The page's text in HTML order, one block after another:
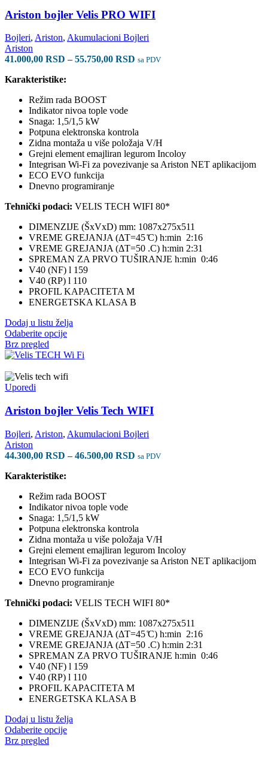
biti
izabrane
na
stranici
proizvoda.
Ariston bojler Velis PRO WIFI
Bojleri, Ariston, Akumulacioni Bojleri
Ariston
41.000,00 RSD – 55.750,00 RSD Raspon
sa PDV
Karakteristike:
Režim rada BOOST
Indikator nivoa tople vode
Snaga: 1,5/1,5 kW
Potpuna elektronska kontrola
Zidna montaža u više položaja V/H
Grejni element emajliran legurom Incoloy
Integrisan Wi-Fi za povezivanje sa Ariston NET aplikacijom
ECO EVO funkcija
Dnevno programiranje
Tehnički podaci: VELIS TECH WIFI 80*
DIMENZIJE (ŠxVxD) mm: 1087x275x511
VREME GREJANJA (ΔT=45 ̊C) h:min 2:16
VREME GREJANJA (ΔT=50 .C) h:min 2:31
SPREMAN ZA PRVO TUŠIRANJE h:min 0:46
V40 (NF) l 159
V40 (RP) l 110
PROFIL KAPACITETA M
ENERGETSKA KLASA B
Dodaj u listu želja
Odaberite opcijeOvaj
ima
varijanti.
biti
na
stranici
proizvoda.
Brz pregled
Uporedi
Ariston bojler Velis Tech WIFI
Bojleri, Ariston, Akumulacioni Bojleri
Ariston
44.300,00 RSD – 46.500,00 RSD Raspon
sa PDV
Karakteristike:
Režim rada BOOST
Indikator nivoa tople vode
Snaga: 1,5/1,5 kW
Potpuna elektronska kontrola
Zidna montaža u više položaja V/H
Grejni element emajliran legurom Incoloy
Integrisan Wi-Fi za povezivanje sa Ariston NET aplikacijom
ECO EVO funkcija
Dnevno programiranje
Tehnički podaci: VELIS TECH WIFI 80*
DIMENZIJE (ŠxVxD) mm: 1087x275x511
VREME GREJANJA (ΔT=45 ̊C) h:min 2:16
VREME GREJANJA (ΔT=50 .C) h:min 2:31
SPREMAN ZA PRVO TUŠIRANJE h:min 0:46
V40 (NF) l 159
V40 (RP) l 110
PROFIL KAPACITETA M
ENERGETSKA KLASA B
Dodaj u listu želja
Odaberite opcijeOvaj
Brz pregled